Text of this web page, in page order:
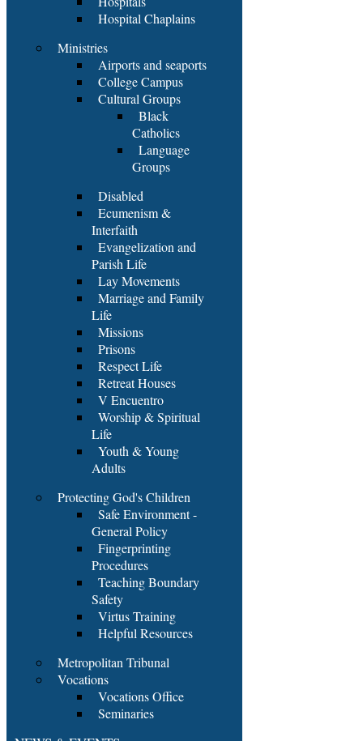
Hospital Chaplains
Ministries
Airports and seaports
College Campus
Cultural Groups
Black
Catholics
Language
Groups
Disabled
Ecumenism &
Interfaith
Evangelization and
Parish Life
Lay Movements
Marriage and Family
Life
Missions
Prisons
Respect Life
Retreat Houses
V Encuentro
Worship & Spiritual
Life
Youth & Young
Adults
Protecting God's Children
Safe Environment -
General Policy
Fingerprinting
Procedures
Teaching Boundary
Safety
Virtus Training
Helpful Resources
Metropolitan Tribunal
Vocations
Vocations Office
Seminaries